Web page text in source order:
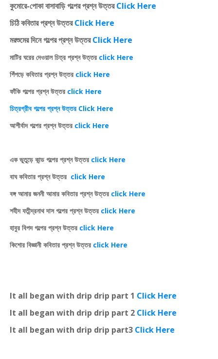
কুমোরে-পোকা বাসাবাড়ি গল্পের প্রশ্ন উত্তরClick Here
চিঠি কবিতার প্রশ্ন উত্তরClick Here
মরশুমের দিনে গল্পের প্রশ্ন উত্তরClick Here
মাটির ঘরের দেওয়াল চিত্র প্রশ্ন উত্তর click Here
পিঁপড়ে কবিতার প্রশ্ন উত্তর click Here
ফাঁকি গল্পের প্রশ্ন উত্তর click Here
চিত্রগ্রীব গল্পের প্রশ্ন উত্তর Click Here
আশীর্বাদ গল্পের প্রশ্ন উত্তর click Here
এক ভুতুড়ে কান্ড গল্পের প্রশ্ন উত্তর click Here
বাঘ কবিতার প্রশ্ন উত্তর click Here
বঙ্গ আমার জননী আমার কবিতার প্রশ্ন উত্তর click Here
শহীদ যতীন্দ্রনাথ দাস গল্পের প্রশ্ন উত্তর click Here
হাবুর বিপদ গল্পের প্রশ্ন উত্তর click Here
কিশোর বিজ্ঞানী কবিতার প্রশ্ন উত্তর click Here
It all began with drip drip part 1 Click Here
It all began with drip drip part 2 Click Here
It all began with drip drip part3 Click Here